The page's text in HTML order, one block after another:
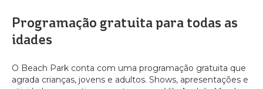
Programação gratuita para todas as
idades
O Beach Park conta com uma programação gratuita que
agrada crianças, jovens e adultos. Shows, apresentações e